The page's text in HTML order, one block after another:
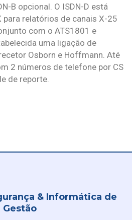
B opcional. O ISDN-D está
para relatórios de canais X-25
com o ATS1801 e
uma ligação de
Osborn e Hoffmann. Até
2 números de telefone por CS
de reporte.
& Informática de
Gestão